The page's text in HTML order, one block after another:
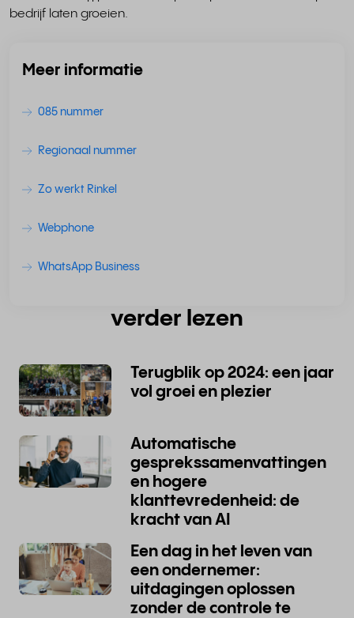
bedrijf laten groeien.
Meer informatie
085 nummer
Regionaal nummer
Zo werkt Rinkel
Webphone
WhatsApp Business
verder lezen
Terugblik op 2024: een jaar
vol groei en plezier
Automatische
gesprekssamenvattingen
en hogere
klanttevredenheid: de
kracht van AI
Een dag in het leven van
een ondernemer:
uitdagingen oplossen
zonder de controle te